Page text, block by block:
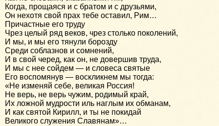
Когда, прощаяся и с братом и с друзьями,
Он нехотя свой прах тебе оставил, Рим…
Причастные его труду
Чрез целый ряд веков, чрез столько поколений,
И мы, и мы его тянули борозду
Среди соблазнов и сомнений,
И в свой черед, как он, не довершив труда,
И мы с нее сойдем — и словеса святые
Его воспомянув — воскликнем мы тогда:
«Не изменяй себе, великая Россия!
Не верь, не верь чужим, родимый край,
Их ложной мудрости иль наглым их обманам,
И как святой Кирилл, и ты не покидай
Великого служения Славянам»…